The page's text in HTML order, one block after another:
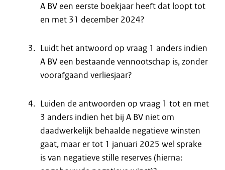
A BV een eerste boekjaar heeft dat loopt tot
en met 31 december 2024?
Luidt het antwoord op vraag 1 anders indien
A BV een bestaande vennootschap is, zonder
voorafgaand verliesjaar?
Luiden de antwoorden op vraag 1 tot en met
3 anders indien het bij A BV niet om
daadwerkelijk behaalde negatieve winsten
gaat, maar er tot 1 januari 2025 wel sprake
is van negatieve stille reserves (hierna: